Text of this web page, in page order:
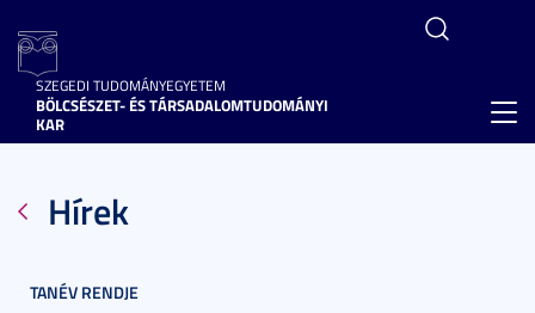
SZEGEDI TUDOMÁNYEGYETEM
BÖLCSÉSZET- ÉS TÁRSADALOMTUDOMÁNYI
KAR
Hírek
TANÉV RENDJE